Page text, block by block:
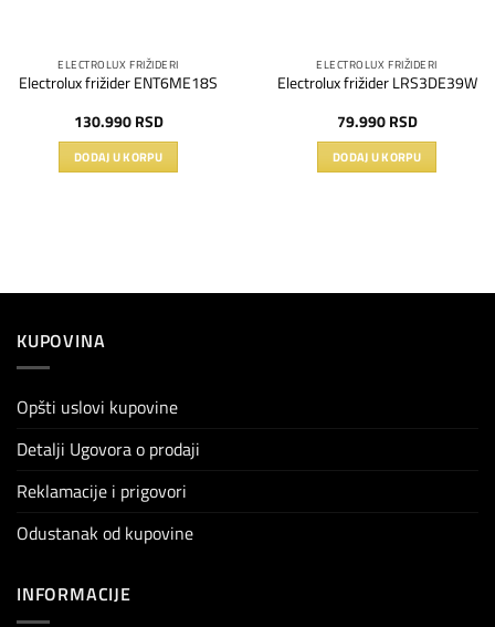
ELECTROLUX FRIŽIDERI
Electrolux frižider ENT6ME18S
130.990 RSD
DODAJ U KORPU
ELECTROLUX FRIŽIDERI
Electrolux frižider LRS3DE39W
79.990 RSD
DODAJ U KORPU
KUPOVINA
Opšti uslovi kupovine
Detalji Ugovora o prodaji
Reklamacije i prigovori
Odustanak od kupovine
INFORMACIJE